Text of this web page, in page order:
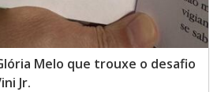
Melo que trouxe o desafio
Jr.